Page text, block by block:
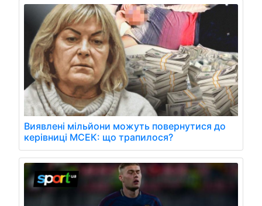
Виявлені мільйони можуть повернутися до
керівниці МСЕК: що трапилося?